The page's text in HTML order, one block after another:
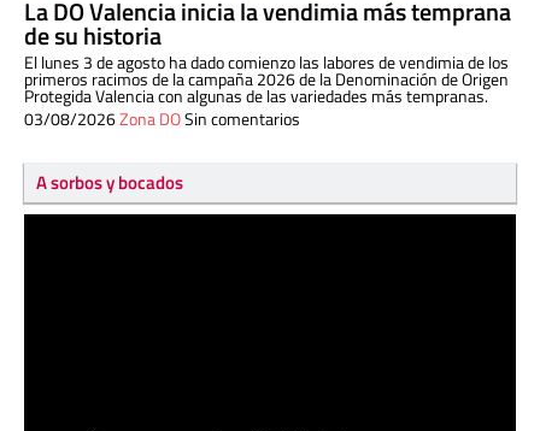
La DO Valencia inicia la vendimia más temprana
de su historia
El lunes 3 de agosto ha dado comienzo las labores de vendimia de los
primeros racimos de la campaña 2026 de la Denominación de Origen
Protegida Valencia con algunas de las variedades más tempranas.
03/08/2026Zona DOSin comentarios
A sorbos y bocados